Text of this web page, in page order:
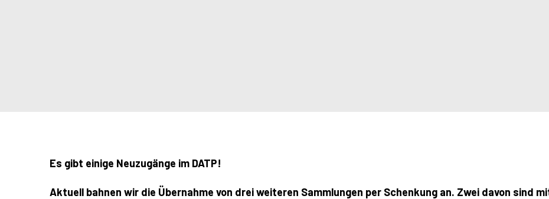
Es gibt einige Neuzugänge im DATP!
Aktuell bahnen wir die Übernahme von drei weiteren Sammlungen per Schenkung an. Zwei davon sind